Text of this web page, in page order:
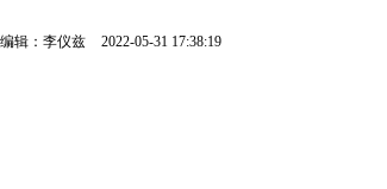
编辑：李仪兹 2022-05-31 17:38:19